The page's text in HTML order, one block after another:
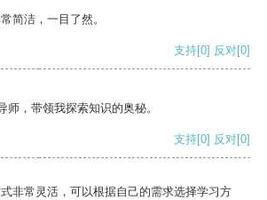
简洁，一目了然。
支持[0] 反对[0]
师，带领我探索知识的奥秘。
支持[0] 反对[0]
非常灵活，可以根据自己的需求选择学习方